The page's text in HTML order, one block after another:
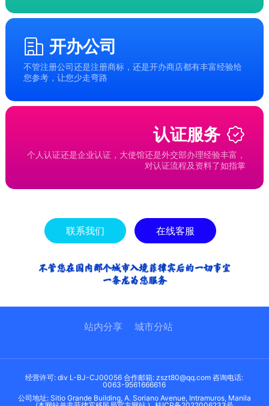
开办公司
不管注册公司还是注册商标，还是开办商店都有丰富经验给
您参考，让您少走弯路
认证服务
个人认证还是企业认证，大使馆还是外交部办理经验丰富，
对认证流程及资料了如指掌
联系我们 在线客服
站内分享 城市分站
经营许可: div L-BJ-CJ00056 合作邮箱: zszt80@qq.com 咨询电话:
0063-9561666616
公司地址: Sitio Grande Building, A. Soriano Avenue, Intramuros, Manila